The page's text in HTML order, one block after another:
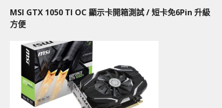
MSI GTX 1050 TI OC 顯示卡開箱測試 / 短卡免6Pin 升級
方便